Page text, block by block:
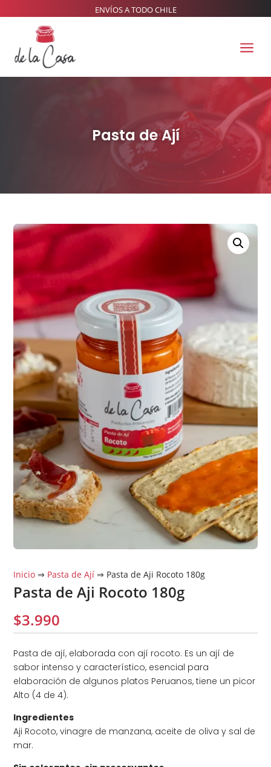
ENVÍOS A TODO CHILE
a
Pasta de Ají
Inicio ⇒ Pasta de Ají ⇒ Pasta de Aji Rocoto 180g
Pasta de Aji Rocoto 180g
$3.990
Pasta de ají, elaborada con ají rocoto. Es un ají de
sabor intenso y característico, esencial para
elaboración de algunos platos Peruanos, tiene un picor
Alto (4 de 4).
Ingredientes
Aji Rocoto, vinagre de manzana, aceite de oliva y sal de
mar.